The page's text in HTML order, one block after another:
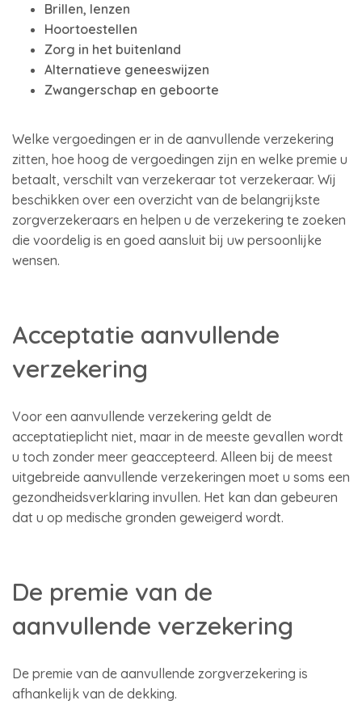
Brillen, lenzen
Hoortoestellen
Zorg in het buitenland
Alternatieve geneeswijzen
Zwangerschap en geboorte
Welke vergoedingen er in de aanvullende verzekering
zitten, hoe hoog de vergoedingen zijn en welke premie u
betaalt, verschilt van verzekeraar tot verzekeraar. Wij
beschikken over een overzicht van de belangrijkste
zorgverzekeraars en helpen u de verzekering te zoeken
die voordelig is en goed aansluit bij uw persoonlijke
wensen.
Acceptatie aanvullende
verzekering
Voor een aanvullende verzekering geldt de
acceptatieplicht niet, maar in de meeste gevallen wordt
u toch zonder meer geaccepteerd. Alleen bij de meest
uitgebreide aanvullende verzekeringen moet u soms een
gezondheidsverklaring invullen. Het kan dan gebeuren
dat u op medische gronden geweigerd wordt.
De premie van de
aanvullende verzekering
De premie van de aanvullende zorgverzekering is
afhankelijk van de dekking.